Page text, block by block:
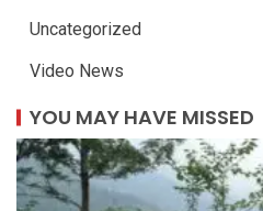
Uncategorized
Video News
YOU MAY HAVE MISSED